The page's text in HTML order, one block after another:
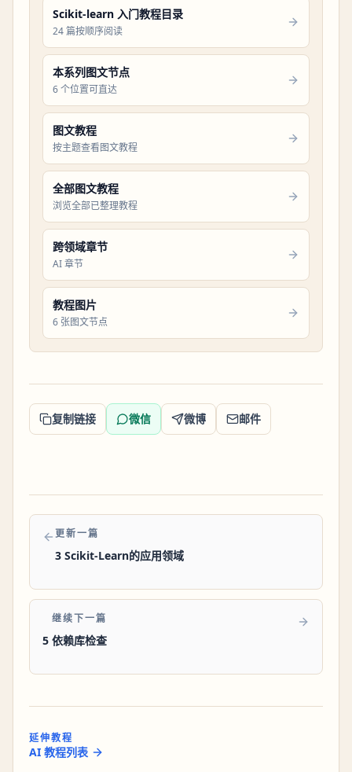
Scikit-learn 入门教程目录
24 篇按顺序阅读
本系列图文节点
6 个位置可直达
图文教程
按主题查看图文教程
全部图文教程
浏览全部已整理教程
跨领域章节
AI 章节
教程图片
6 张图文节点
复制链接 微信 微博 邮件
更新一篇
3 Scikit-Learn的应用领域
继续下一篇
5 依赖库检查
延伸教程
AI 教程列表